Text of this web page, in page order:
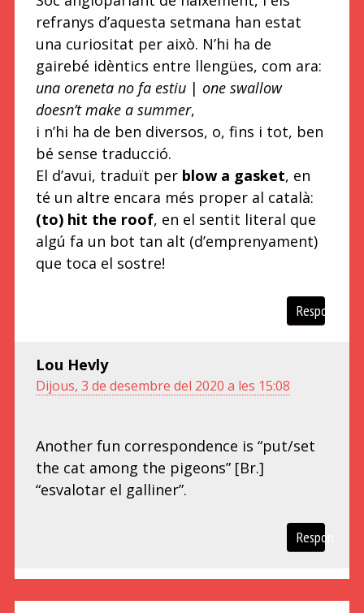
refranys d’aquesta setmana han estat
una curiositat per això. N’hi ha de
gairebé idèntics entre llengües, com ara:
una oreneta no fa estiu| one swallow
doesn’t make a summer,
i n’hi ha de ben diversos, o, fins i tot, ben
bé sense traducció.
El d’avui, traduït per blow a gasket, en
té un altre encara més proper al català:
(to) hit the roof, en el sentit literal que
algú fa un bot tan alt (d’emprenyament)
que toca el sostre!
Respon
Lou Hevly
Dijous, 3 de desembre del 2020 a les 15:08
Another fun correspondence is “put/set
the cat among the pigeons” [Br.]
“esvalotar el galliner”.
Respon